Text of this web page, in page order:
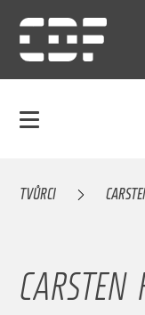
TVŮRCI